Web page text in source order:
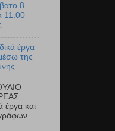
8
11:00
έργα
της
και